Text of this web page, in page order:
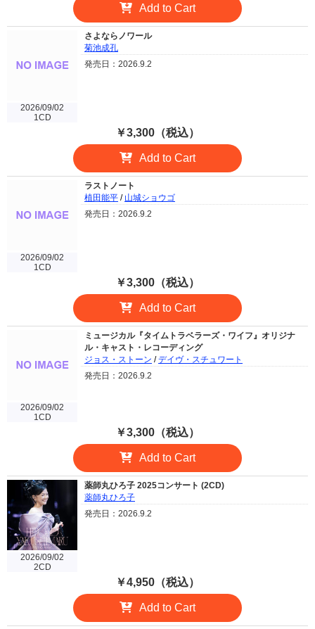
Add to Cart
2026/09/02
1CD
さよならノワール
菊池成孔
発売日：2026.9.2
￥3,300（税込）
Add to Cart
2026/09/02
1CD
ラストノート
植田能平 / 山城ショウゴ
発売日：2026.9.2
￥3,300（税込）
Add to Cart
2026/09/02
1CD
ミュージカル『タイムトラベラーズ・ワイフ』オリジナ
ル・キャスト・レコーディング
ジョス・ストーン /デイヴ・スチュワート
発売日：2026.9.2
￥3,300（税込）
Add to Cart
2026/09/02
2CD
薬師丸ひろ子 2025コンサート (2CD)
薬師丸ひろ子
発売日：2026.9.2
￥4,950（税込）
Add to Cart